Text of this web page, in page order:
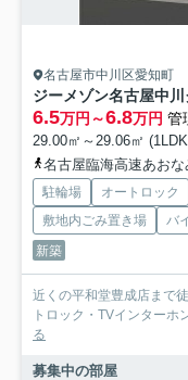
名古屋市中川区愛知町
ジーメゾン名古屋中
6.5万円～6.8万円 管
29.00㎡～29.06㎡
名古屋臨海高速あお
駐輪場 オートロック
敷地内ごみ置き場
バ
新築
近くの平和堂豊成店まで
トロック・TVインターホ
る
募集中の部屋